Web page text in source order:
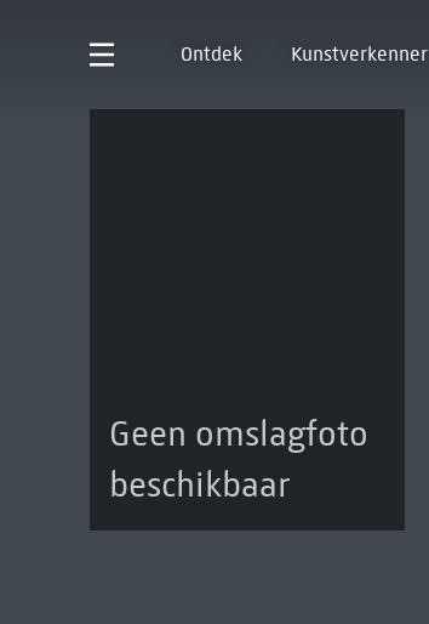
Ontdek Kunstverkenner
Geen omslagfoto
beschikbaar